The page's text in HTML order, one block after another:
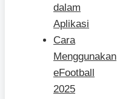
dalam
Aplikasi
Cara
Menggunakan
eFootball
2025